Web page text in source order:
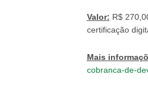
Valor: R$
certificação
Mais
cobranca-de-